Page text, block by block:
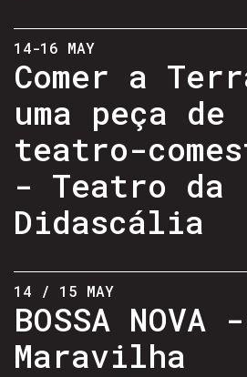
14-16 MAY
Comer a
uma peça de
teatro-
- Teatro da
Didascália
14 / 15 MAY
BOSSA
Maravilha